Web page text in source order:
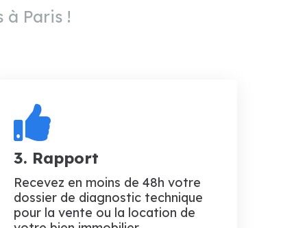
Paris !
3. Rapport
Recevez en moins de 48h votre
dossier de diagnostic technique
pour la vente ou la location de